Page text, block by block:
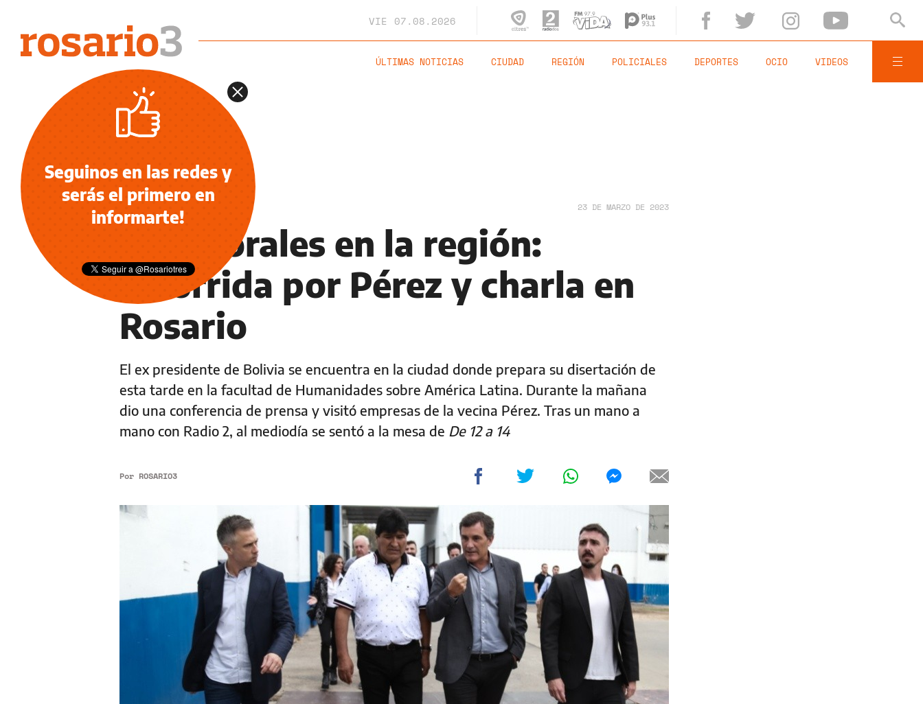
VIE 07.08.2026
ÚLTIMAS NOTICIAS CIUDAD REGIÓN POLICIALES DEPORTES OCIO VIDEOS
POLÍTICA 23 DE MARZO DE 2023
Evo Morales en la región:
recorrida por Pérez y charla en
Rosario
El ex presidente de Bolivia se encuentra en la ciudad donde prepara su disertación de
esta tarde en la facultad de Humanidades sobre América Latina. Durante la mañana
dio una conferencia de prensa y visitó empresas de la vecina Pérez. Tras un mano a
mano con Radio 2, al mediodía se sentó a la mesa de De 12 a 14
Por ROSARIO3
Seguinos en las redes y
serás el primero en
informarte!